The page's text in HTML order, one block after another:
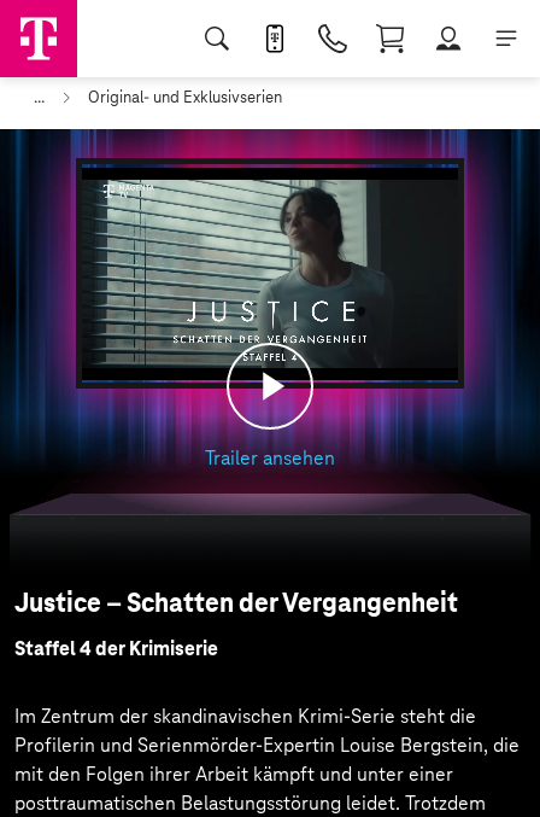
... Original- und Exklusivserien
Play
Trailer ansehen
Justice – Schatten der Vergangenheit
Staffel 4 der Krimiserie
Im Zentrum der skandinavischen Krimi-Serie steht die
Profilerin und Serienmörder-Expertin Louise Bergstein, die
mit den Folgen ihrer Arbeit kämpft und unter einer
posttraumatischen Belastungsstörung leidet. Trotzdem